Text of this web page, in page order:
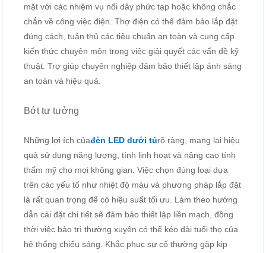
mặt với các nhiệm vụ nối dây phức tạp hoặc không chắc
chắn về công việc điện. Thợ điện có thể đảm bảo lắp đặt
đúng cách, tuân thủ các tiêu chuẩn an toàn và cung cấp
kiến ​​thức chuyên môn trong việc giải quyết các vấn đề kỹ
thuật. Trợ giúp chuyên nghiệp đảm bảo thiết lập ánh sáng
an toàn và hiệu quả.
Bớt tư tưởng
Những lợi ích củađèn LED dưới tủrõ ràng, mang lại hiệu
quả sử dụng năng lượng, tính linh hoạt và nâng cao tính
thẩm mỹ cho mọi không gian. Việc chọn đúng loại dựa
trên các yếu tố như nhiệt độ màu và phương pháp lắp đặt
là rất quan trọng để có hiệu suất tối ưu. Làm theo hướng
dẫn cài đặt chi tiết sẽ đảm bảo thiết lập liền mạch, đồng
thời việc bảo trì thường xuyên có thể kéo dài tuổi thọ của
hệ thống chiếu sáng. Khắc phục sự cố thường gặp kịp